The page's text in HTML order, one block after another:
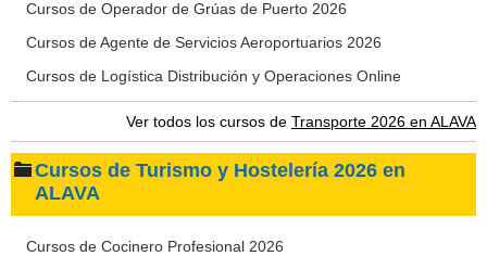
Cursos de Operador de Grúas de Puerto 2026
Cursos de Agente de Servicios Aeroportuarios 2026
Cursos de Logística Distribución y Operaciones Online
Ver todos los cursos de Transporte 2026 en ALAVA
Cursos de Turismo y Hostelería 2026 en
ALAVA
Cursos de Cocinero Profesional 2026